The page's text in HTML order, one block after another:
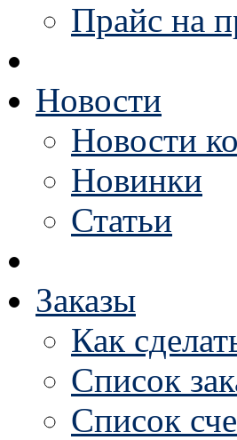
Прайс на
Новости
Новости
Новинки
Статьи
Заказы
Как
Список
Список